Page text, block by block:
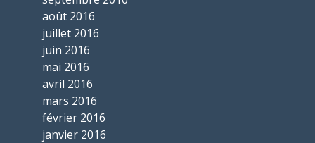
août 2016
juillet 2016
juin 2016
mai 2016
avril 2016
mars 2016
février 2016
janvier 2016